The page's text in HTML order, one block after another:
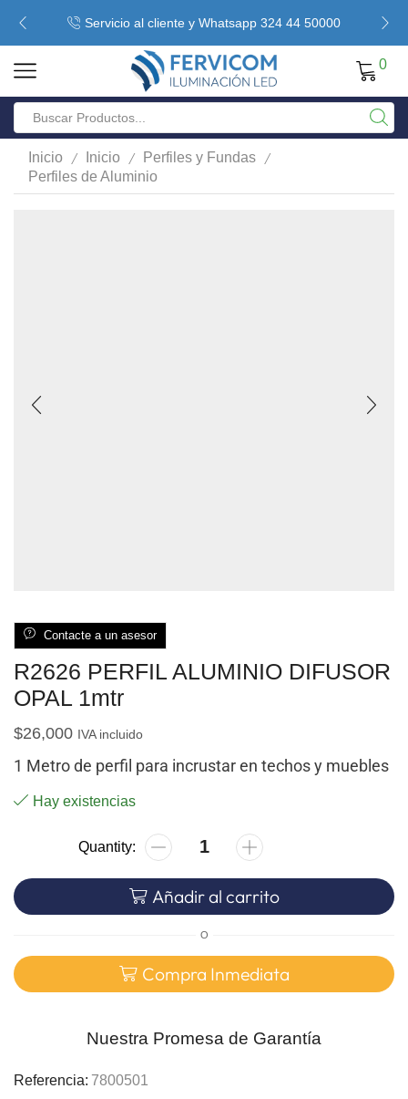
Servicio al cliente y Whatsapp 324 44 50000
0
Inicio / Inicio / Perfiles y Fundas /
Perfiles de Aluminio
Contacte a un asesor
R2626 PERFIL ALUMINIO DIFUSOR
OPAL 1mtr
$26,000 IVA incluido
1 Metro de perfil para incrustar en techos y muebles
Hay existencias
Añadir al carrito
O
Compra Inmediata
Nuestra Promesa de Garantía
Referencia: 7800501